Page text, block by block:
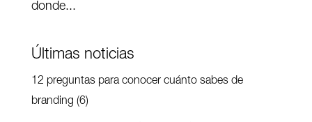
donde...
Últimas noticias
12 preguntas para conocer cuánto sabes de
branding (6)